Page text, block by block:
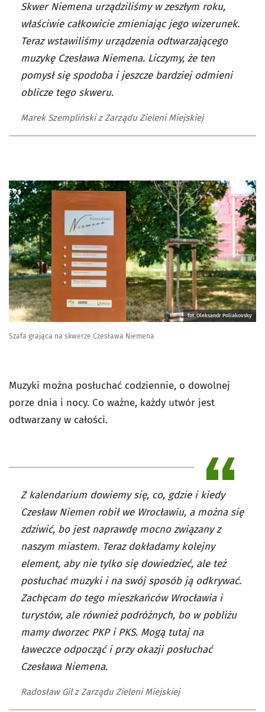
Skwer Niemena urządziliśmy w zeszłym roku,
właściwie całkowicie zmieniając jego wizerunek.
Teraz wstawiliśmy urządzenia odtwarzającego
muzykę Czesława Niemena. Liczymy, że ten
pomysł się spodoba i jeszcze bardziej odmieni
oblicze tego skweru.
Marek Szempliński z Zarządu Zieleni Miejskiej
fot. Oleksandr Poliakovsky
Szafa grająca na skwerze Czesława Niemena
Muzyki można posłuchać codziennie, o dowolnej
porze dnia i nocy. Co ważne, każdy utwór jest
odtwarzany w całości.
Z kalendarium dowiemy się, co, gdzie i kiedy
Czesław Niemen robił we Wrocławiu, a można się
zdziwić, bo jest naprawdę mocno związany z
naszym miastem. Teraz dokładamy kolejny
element, aby nie tylko się dowiedzieć, ale też
posłuchać muzyki i na swój sposób ją odkrywać.
Zachęcam do tego mieszkańców Wrocławia i
turystów, ale również podróżnych, bo w pobliżu
mamy dworzec PKP i PKS. Mogą tutaj na
ławeczce odpocząć i przy okazji posłuchać
Czesława Niemena.
Radosław Gil z Zarządu Zieleni Miejskiej